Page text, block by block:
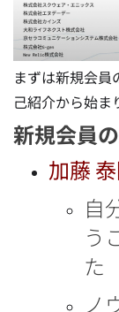
まずは新規会
己紹介から始ま
新規会員
加藤
自
う
た
ノ